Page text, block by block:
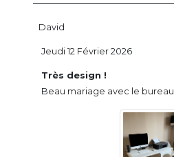
David
Très design !
Beau mariage avec le bureau
Jeudi 12 Février 2026